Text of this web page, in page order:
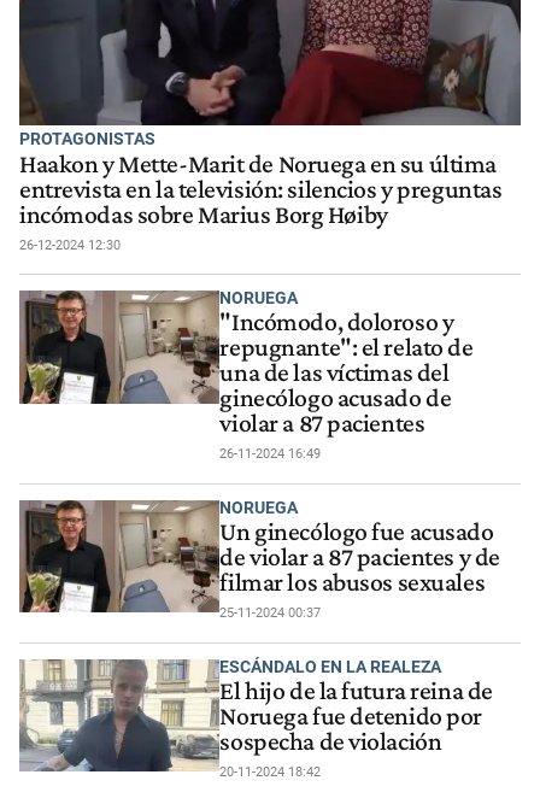
PROTAGONISTAS
Haakon y Mette-Marit de Noruega en su última
entrevista en la televisión: silencios y preguntas
incómodas sobre Marius Borg Høiby
26-12-2024 12:30
NORUEGA
"Incómodo, doloroso y
repugnante": el relato de
una de las víctimas del
ginecólogo acusado de
violar a 87 pacientes
26-11-2024 16:49
NORUEGA
Un ginecólogo fue acusado
de violar a 87 pacientes y de
filmar los abusos sexuales
25-11-2024 00:37
ESCÁNDALO EN LA REALEZA
El hijo de la futura reina de
Noruega fue detenido por
sospecha de violación
20-11-2024 18:42